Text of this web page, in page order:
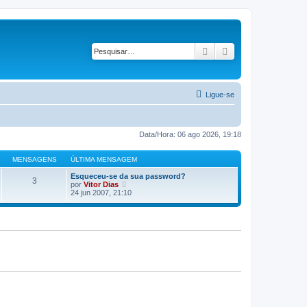
Pesquisar
Ligue-se
Data/Hora: 06 ago 2026, 19:18
MENSAGENS ÚLTIMA MENSAGEM
3
Esqueceu-se da sua password?
por Vitor Dias
e
a
l
M
24 jun 2007, 21:10